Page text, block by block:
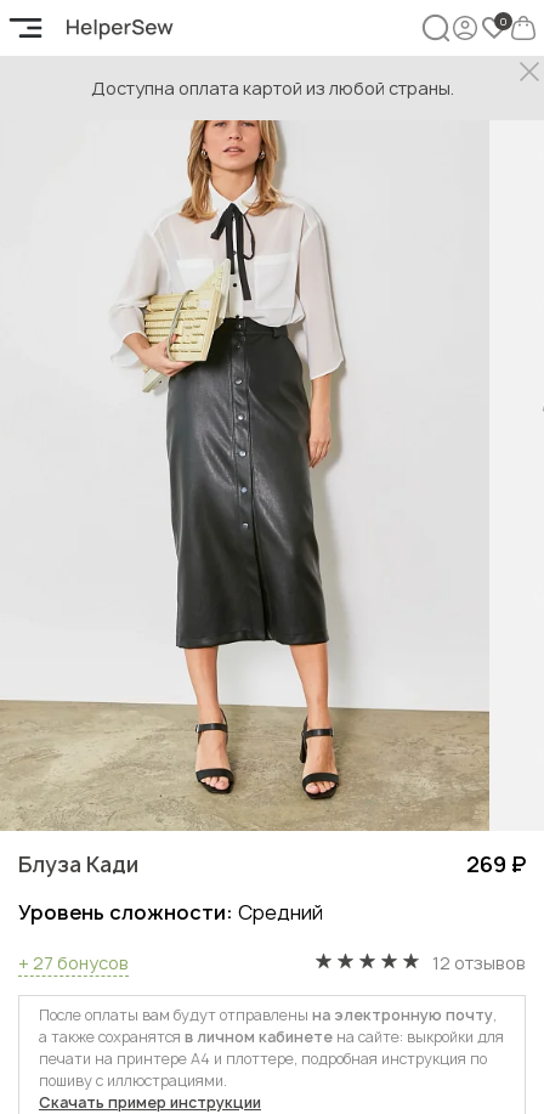
Доступна оплата картой из любой страны.
Блуза Кади 269 ₽
Уровень сложности: Средний
+ 27 бонусов 12 отзывов
После оплаты вам будут отправлены на электронную почту,
а также сохранятся в личном кабинете на сайте: выкройки для
печати на принтере А4 и плоттере, подробная инструкция по
пошиву с иллюстрациями.
Скачать пример инструкции